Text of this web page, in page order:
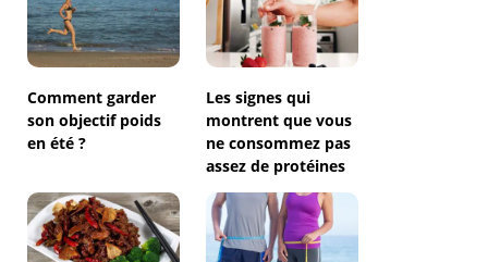
Comment garder
son objectif poids
en été ?
Les signes qui
montrent que vous
ne consommez pas
assez de protéines